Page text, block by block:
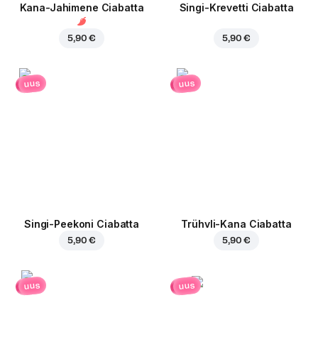
Kana-Jahimene Ciabatta
5,90 €
Singi-Krevetti Ciabatta
5,90 €
uus
Singi-Peekoni Ciabatta
5,90 €
uus
Trühvli-Kana Ciabatta
5,90 €
uus uus